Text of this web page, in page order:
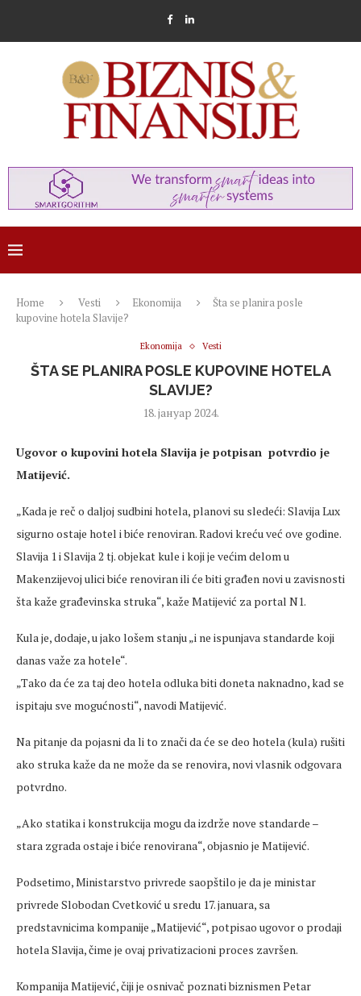
Home Vesti Ekonomija
Šta se planira posle
kupovine hotela Slavije?
Ekonomija Vesti
ŠTA SE PLANIRA POSLE KUPOVINE HOTELA
SLAVIJE?
18. јануар 2024.
Ugovor o kupovini hotela Slavija je potpisan potvrdio je
Matijević.
„Kada je reč o daljoj sudbini hotela, planovi su sledeći: Slavija Lux
sigurno ostaje hotel i biće renoviran. Radovi kreću već ove godine.
Slavija 1 i Slavija 2 tj. objekat kule i koji je većim delom u
Makenzijevoj ulici biće renoviran ili će biti građen novi u zavisnosti
šta kaže građevinska struka“, kaže Matijević za portal N1.
Kula je, dodaje, u jako lošem stanju „i ne ispunjava standarde koji
danas važe za hotele“.
„Tako da će za taj deo hotela odluka biti doneta naknadno, kad se
ispitaju sve mogućnosti“, navodi Matijević.
Na pitanje da pojasni da li to znači da će se deo hotela (kula) rušiti
ako struka kaže da ne može da se renovira, novi vlasnik odgovara
potvrdno.
„Ako statika i konstrukcija mogu da izdrže nove standarde –
stara zgrada ostaje i biće renovirana“, objasnio je Matijević.
Podsetimo, Ministarstvo privrede saopštilo je da je ministar
privrede Slobodan Cvetković u sredu 17. januara, sa
predstavnicima kompanije „Matijević“, potpisao ugovor o prodaji
hotela Slavija, čime je ovaj privatizacioni proces završen.
Kompanija Matijević, čiji je osnivač poznati biznismen Petar